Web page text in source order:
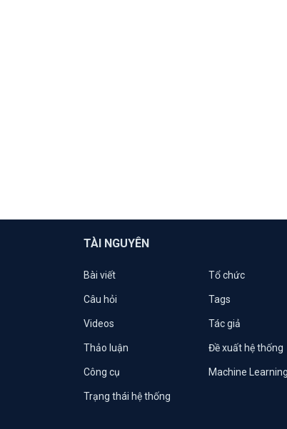
TÀI NGUYÊN
Bài viết Tổ chức
Câu hỏi Tags
Videos Tác giả
Thảo luận Đề xuất hệ thống
Công cụ Machine Learning
Trạng thái hệ thống